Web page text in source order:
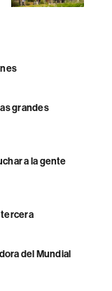
grandes
a la gente
tercera
del Mundial